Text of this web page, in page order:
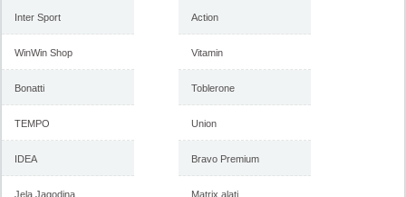
Forma Ideale katalog
nameštaja, akcija 7. novembar
Forma Ideale jesenja ponuda
1-6. novembar 2017
Inter Sport
WinWin Shop
Bonatti
TEMPO
IDEA
Jela Jagodina
Action
Vitamin
Toblerone
Union
Bravo Premium
Matrix alati